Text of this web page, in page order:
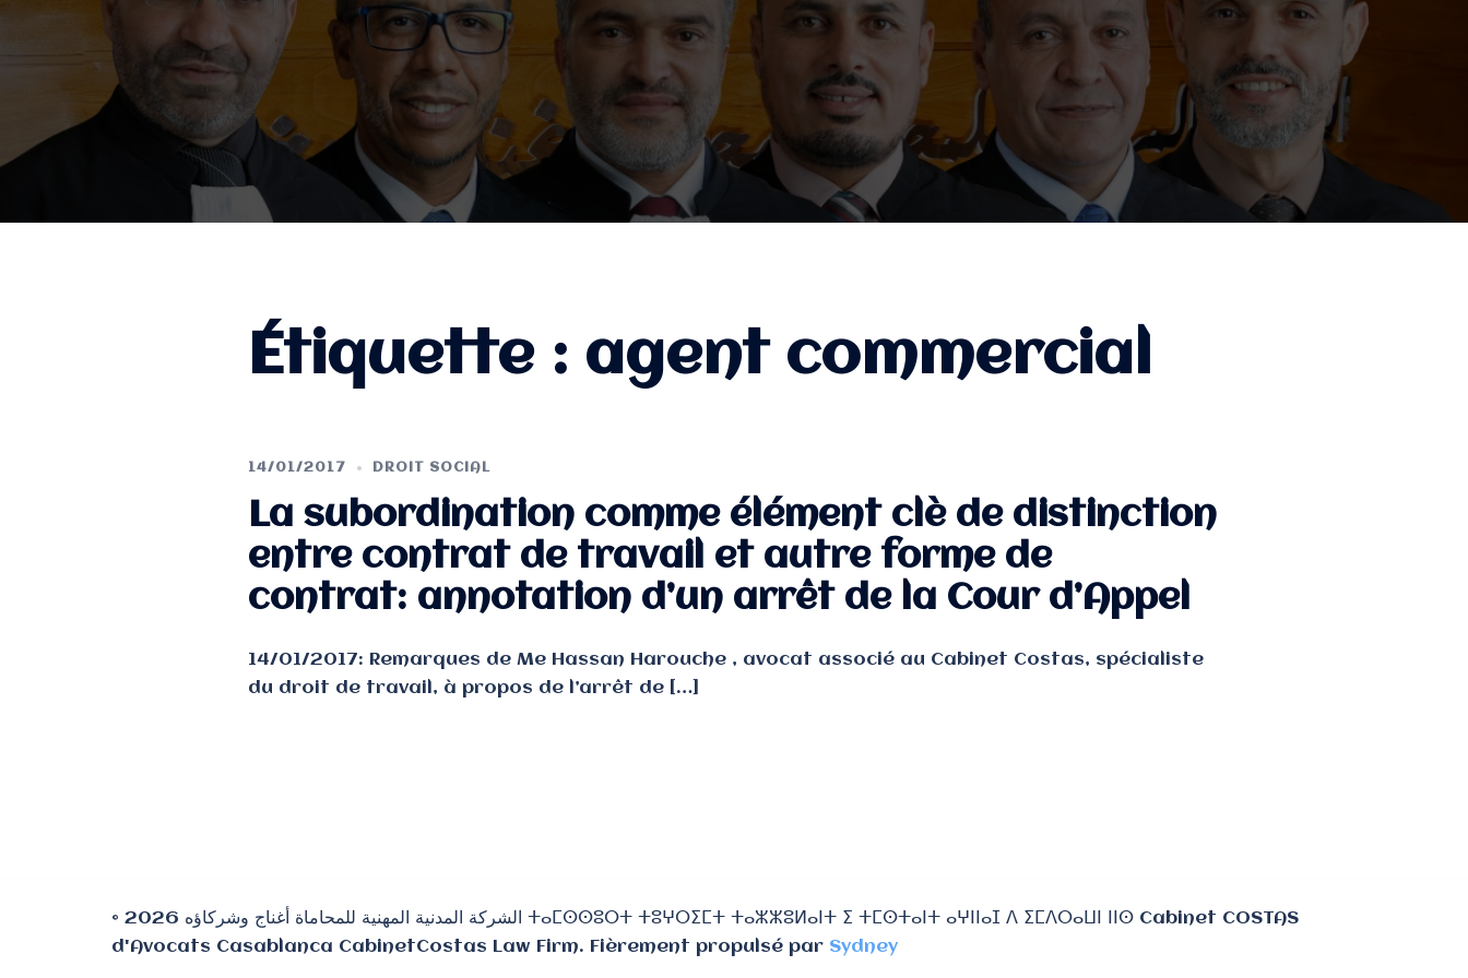
Étiquette : agent commercial
14/01/2017 DROIT SOCIAL
La subordination comme élément clè de distinction
entre contrat de travail et autre forme de
contrat: annotation d’un arrêt de la Cour d’Appel
14/01/2017: Remarques de Me Hassan Harouche , avocat associé au Cabinet Costas, spécialiste
du droit de travail, à propos de l’arrêt de […]
© 2026 الشركة المدنية المهنية للمحاماة أغناج وشركاؤه ⵜⴰⵎⵙⵙⵓⵔⵜ ⵜⵓⵖⵔⵉⵎⵜ ⵜⴰⵣⵣⵓⵍⴰⵏⵜ ⵉ ⵜⵎⵙⵜⴰⵏⵜ ⴰⵖⵏⵏⴰⵊ ⴷ ⵉⵎⴷⵔⴰⵡⵏ ⵏⵏⵙ Cabinet COSTAS
d'Avocats Casablanca CabinetCostas Law Firm. Fièrement propulsé par Sydney